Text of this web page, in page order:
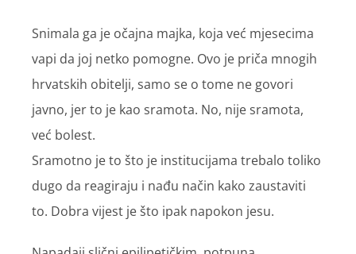
Snimala ga je očajna majka, koja već mjesecima
vapi da joj netko pomogne. Ovo je priča mnogih
hrvatskih obitelji, samo se o tome ne govori
javno, jer to je kao sramota. No, nije sramota,
već bolest.
Sramotno je to što je institucijama trebalo toliko
dugo da reagiraju i nađu način kako zaustaviti
to. Dobra vijest je što ipak napokon jesu.